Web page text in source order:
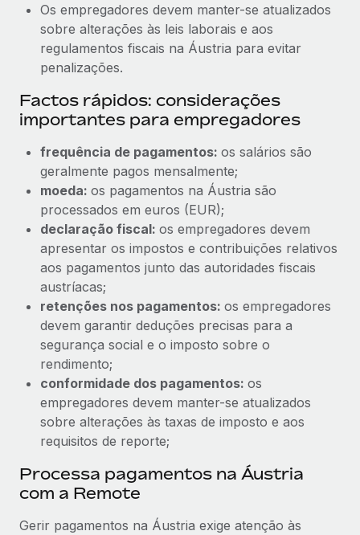
Os empregadores devem manter-se atualizados
sobre alterações às leis laborais e aos
regulamentos fiscais na Áustria para evitar
penalizações.
Factos rápidos: considerações
importantes para empregadores
frequência de pagamentos: os salários são
geralmente pagos mensalmente;
moeda: os pagamentos na Áustria são
processados em euros (EUR);
declaração fiscal: os empregadores devem
apresentar os impostos e contribuições relativos
aos pagamentos junto das autoridades fiscais
austríacas;
retenções nos pagamentos: os empregadores
devem garantir deduções precisas para a
segurança social e o imposto sobre o
rendimento;
conformidade dos pagamentos: os
empregadores devem manter-se atualizados
sobre alterações às taxas de imposto e aos
requisitos de reporte;
Processa pagamentos na Áustria
com a Remote
Gerir pagamentos na Áustria exige atenção às